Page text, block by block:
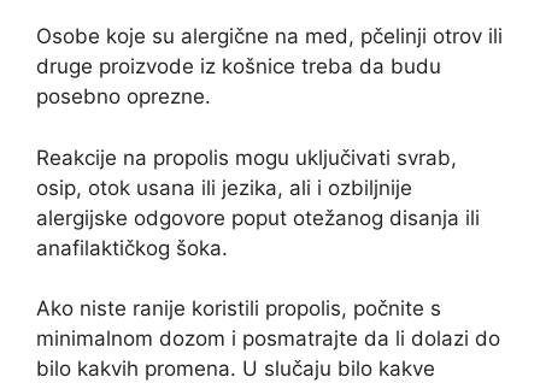
Osobe koje su alergične na med, pčelinji otrov ili
druge proizvode iz košnice treba da budu
posebno oprezne.
Reakcije na propolis mogu uključivati svrab,
osip, otok usana ili jezika, ali i ozbiljnije
alergijske odgovore poput otežanog disanja ili
anafilaktičkog šoka.
Ako niste ranije koristili propolis, počnite s
minimalnom dozom i posmatrajte da li dolazi do
bilo kakvih promena. U slučaju bilo kakve